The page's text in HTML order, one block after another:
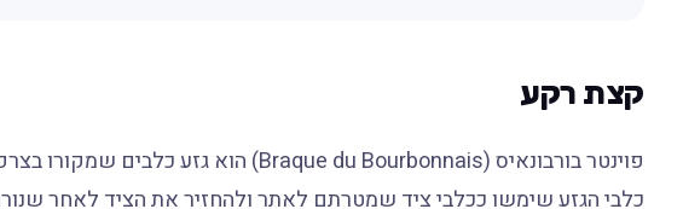
קצת רקע
פוינטר בורבונאיס (Braque du Bourbonnais) הוא גזע כלבים שמקורו בצרפת ונחשב כגזע כלבים עתיק.
כלבי הגזע שימשו ככלבי ציד שמטרתם לאתר ולהחזיר את הציד לאחר